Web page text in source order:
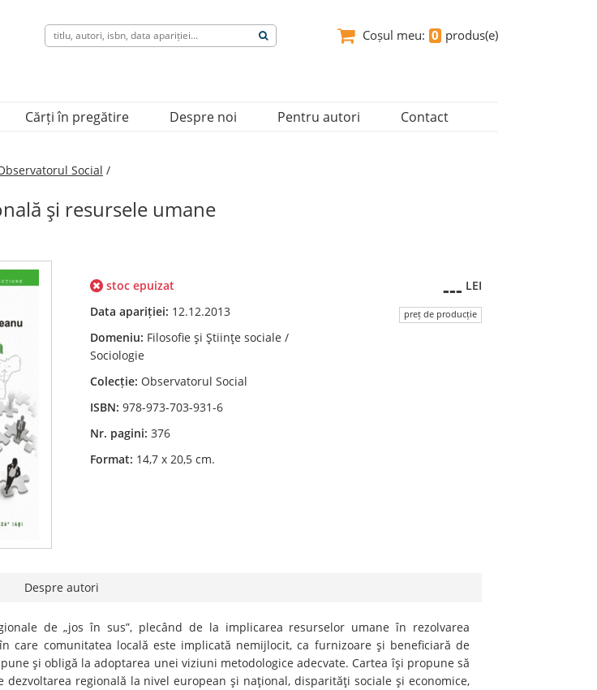
Coșul meu: 0 produs(e)
Cărți în pregătire Despre noi Pentru autori Contact
Social /
şi resursele umane
stoc epuizat
Data apariției: 12.12.2013
Domeniu: Filosofie şi Ştiinţe sociale /
Sociologie
Colecție: Observatorul Social
ISBN:978-973-703-931-6
Nr. pagini:376
Format: 14,7 x 20,5 cm.
--- LEI
preț de producție
Despre autori
de „jos în sus”, plecând de la implicarea resurselor umane în rezolvarea
care comunitatea locală este implicată nemijlocit, ca furnizoare şi beneficiară de
şi obligă la adoptarea unei viziuni metodologice adecvate. Cartea îşi propune să
dezvoltarea regională la nivel european şi naţional, disparităţi sociale şi economice,